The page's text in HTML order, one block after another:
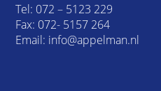
Tel: 072 – 5123 229
Fax: 072- 5157 264
Email: info@appelman.nl